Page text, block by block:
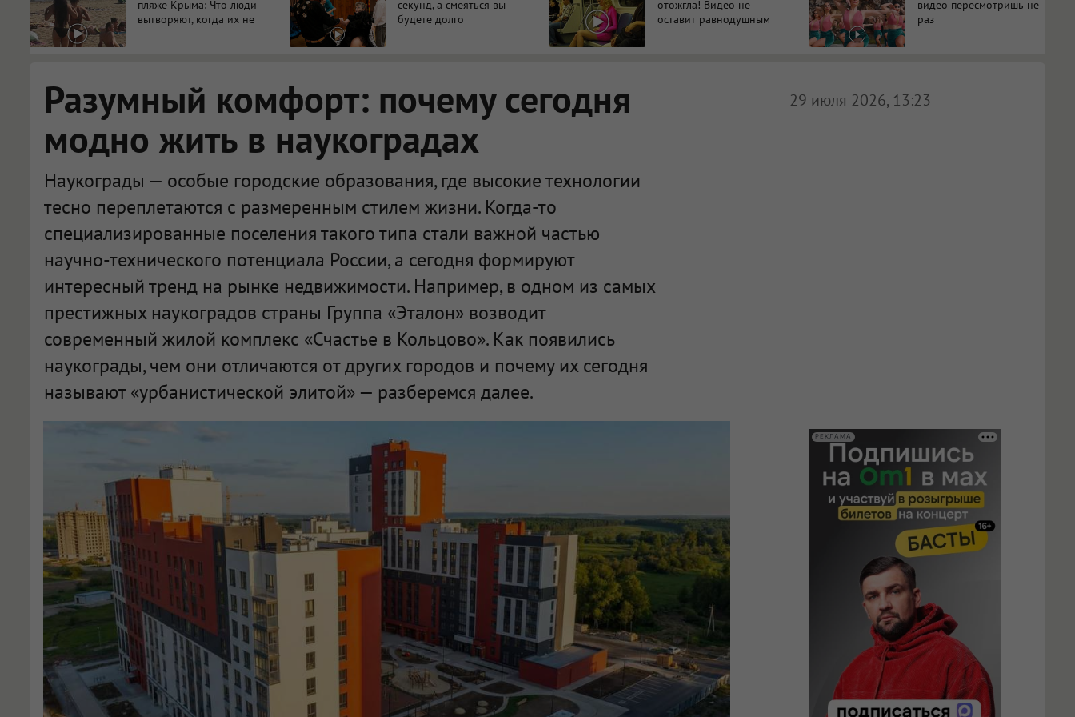
пляже Крыма: Что люди
вытворяют, когда их не
секунд, а смеяться вы
будете долго
отожгла! Видео не
оставит равнодушным
видео пересмотришь не
раз
Разумный комфорт: почему сегодня
модно жить в наукоградах
Наукограды — особые городские образования, где высокие технологии
тесно переплетаются с размеренным стилем жизни. Когда-то
специализированные поселения такого типа стали важной частью
научно-технического потенциала России, а сегодня формируют
интересный тренд на рынке недвижимости. Например, в одном из самых
престижных наукоградов страны Группа «Эталон» возводит
современный жилой комплекс «Счастье в Кольцово». Как появились
наукограды, чем они отличаются от других городов и почему их сегодня
называют «урбанистической элитой» — разберемся далее.
29 июля 2026, 13:23
РЕКЛАМА